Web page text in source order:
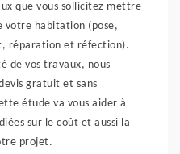
que vous sollicitez mettre
votre habitation (pose,
réparation et réfection).
de vos travaux, nous
gratuit et sans
étude va vous aider à
sur le coût et aussi la
projet.